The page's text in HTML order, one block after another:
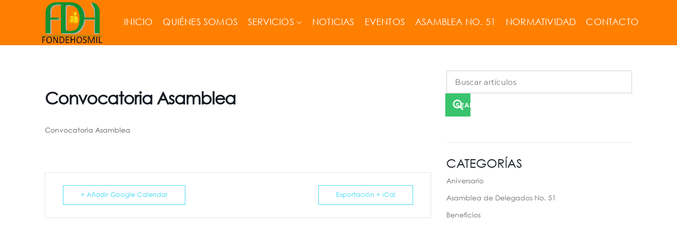
INICIO QUIÉNES SOMOS SERVICIOS NOTICIAS EVENTOS ASAMBLEA NO. 51 NORMATIVIDAD CONTACTO
Convocatoria Asamblea
Convocatoria Asamblea
+ Añadir Google Calendar Exportación + iCal
SEARCH
CATEGORÍAS
Aniversario
Asamblea de Delegados No. 51
Beneficios